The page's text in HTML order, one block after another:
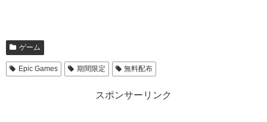
ゲーム
Epic Games 期間限定 無料配布
スポンサーリンク